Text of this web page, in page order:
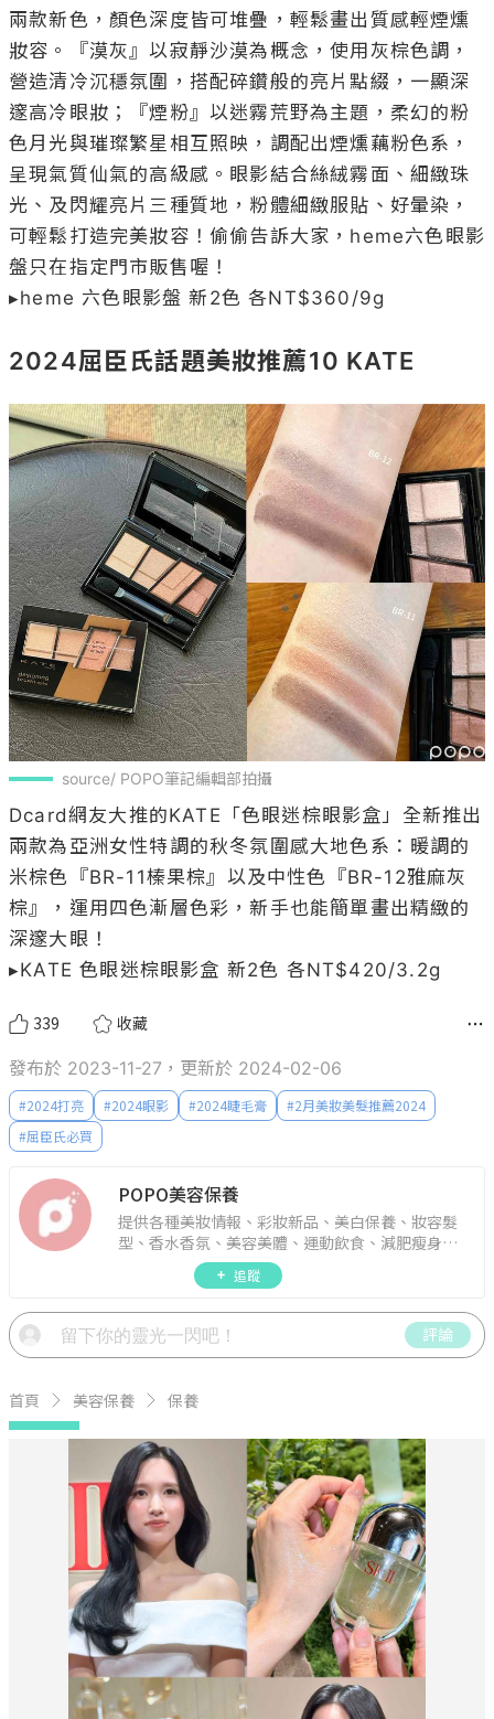
兩款新色，顏色深度皆可堆疊，輕鬆畫出質感輕煙燻
妝容。『漠灰』以寂靜沙漠為概念，使用灰棕色調，
營造清冷沉穩氛圍，搭配碎鑽般的亮片點綴，一顯深
邃高冷眼妝；『煙粉』以迷霧荒野為主題，柔幻的粉
色月光與璀璨繁星相互照映，調配出煙燻藕粉色系，
呈現氣質仙氣的高級感。眼影結合絲絨霧面、細緻珠
光、及閃耀亮片三種質地，粉體細緻服貼、好暈染，
可輕鬆打造完美妝容！偷偷告訴大家，heme六色眼影
盤只在指定門市販售喔！
▸heme 六色眼影盤 新2色 各NT$360/9g
2024屈臣氏話題美妝推薦10 KATE
source/ POPO筆記編輯部拍攝
Dcard網友大推的KATE「色眼迷棕眼影盒」全新推出
兩款為亞洲女性特調的秋冬氛圍感大地色系：暖調的
米棕色『BR-11榛果棕』以及中性色『BR-12雅麻灰
棕』，運用四色漸層色彩，新手也能簡單畫出精緻的
深邃大眼！
▸KATE 色眼迷棕眼影盒 新2色 各NT$420/3.2g
339 收藏
發布於 2023-11-27，更新於 2024-02-06
#2024打亮 #2024眼影 #2024睫毛膏 #2月美妝美髮推薦2024
#屈臣氏必買
POPO美容保養
提供各種美妝情報、彩妝新品、美白保養、妝容髮
型、香水香氛、美容美體、運動飲食、減肥瘦身、
週年慶資訊。
追蹤
評論
首頁 美容保養 保養